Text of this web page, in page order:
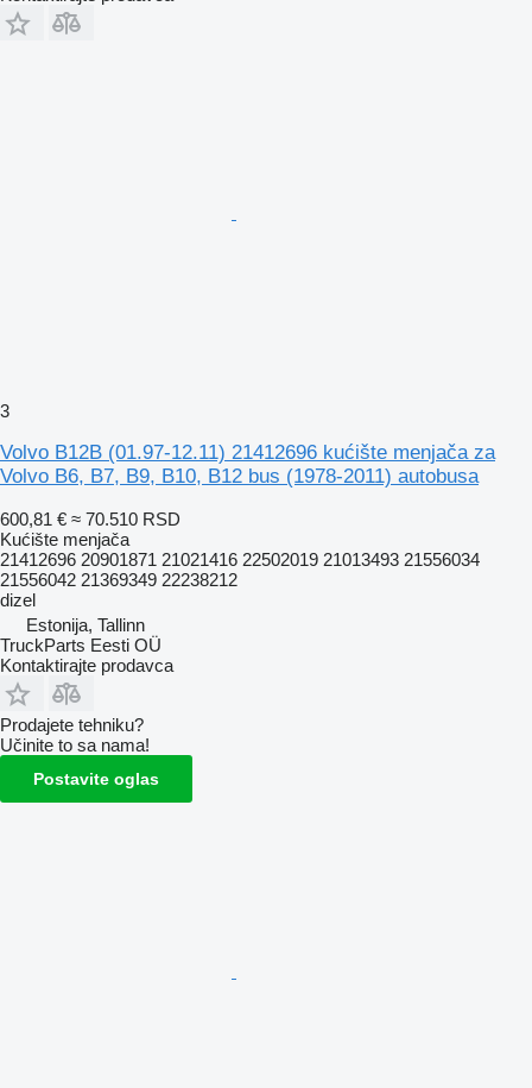
3
Volvo B12B (01.97-12.11) 21412696 kućište menjača za
Volvo B6, B7, B9, B10, B12 bus (1978-2011) autobusa
600,81 € ≈ 70.510 RSD
Kućište menjača
21412696 20901871 21021416 22502019 21013493 21556034
21556042 21369349 22238212
dizel
Estonija, Tallinn
TruckParts Eesti OÜ
Kontaktirajte prodavca
Prodajete tehniku?
Učinite to sa nama!
Postavite oglas